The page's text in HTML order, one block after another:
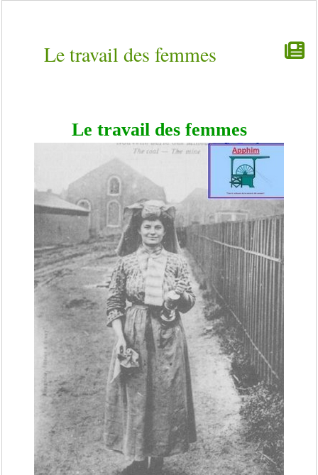
Le travail des femmes
Le travail des femmes